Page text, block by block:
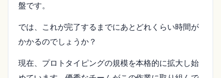
盤です。
では、これが完了するまでにあとどれくらい時間が
かかるのでしょうか？
現在、プロトタイピングの規模を本格的に拡大し始